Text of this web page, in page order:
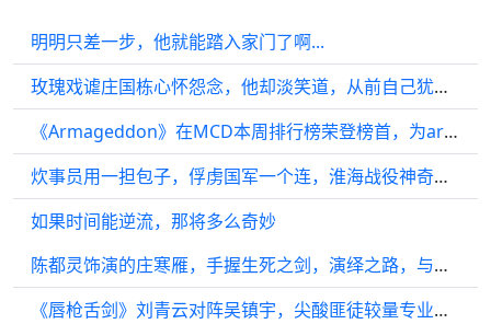
明明只差一步，他就能踏入家门了啊...
玫瑰戏谑庄国栋心怀怨念，他却淡笑道，从前自己犹如孩童，未曾顾及玫瑰的心情
《Armageddon》在MCD本周排行榜荣登榜首，为armageddon kpop
炊事员用一担包子，俘虏国军一个连，淮海战役神奇劝降！
如果时间能逆流，那将多么奇妙
陈都灵饰演的庄寒雁，手握生死之剑，演绎之路，与共赴华丽篇章
《唇枪舌剑》刘青云对阵吴镇宇，尖酸匪徒较量专业辩士…